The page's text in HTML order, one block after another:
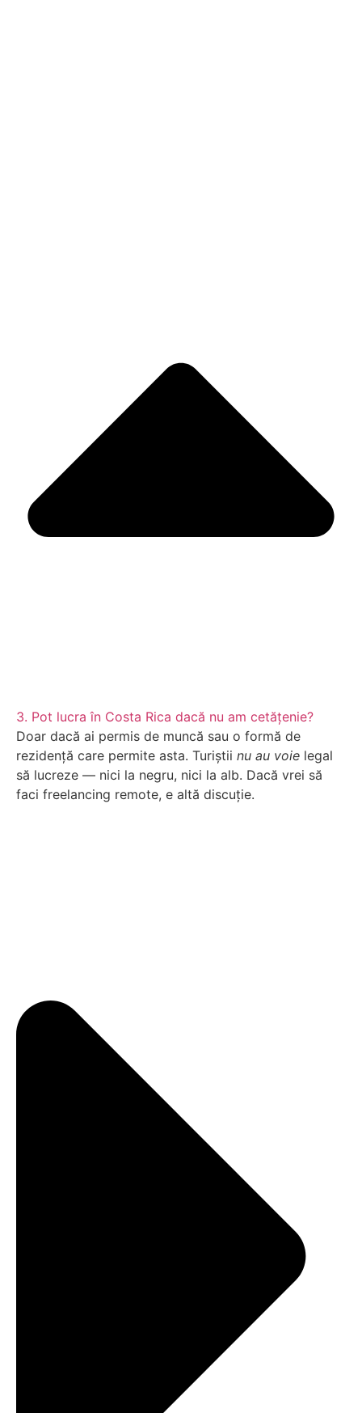
3. Pot lucra în Costa Rica dacă nu am cetățenie?
Doar dacă ai permis de muncă sau o formă de
rezidență care permite asta. Turiștii nu au voie legal
să lucreze — nici la negru, nici la alb. Dacă vrei să
faci freelancing remote, e altă discuție.